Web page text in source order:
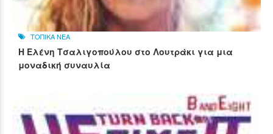
ΤΟΠΙΚΑ ΝΕΑ
Η Ελένη Τσαλιγοπούλου στο Λουτράκι για μια
μοναδική συναυλία